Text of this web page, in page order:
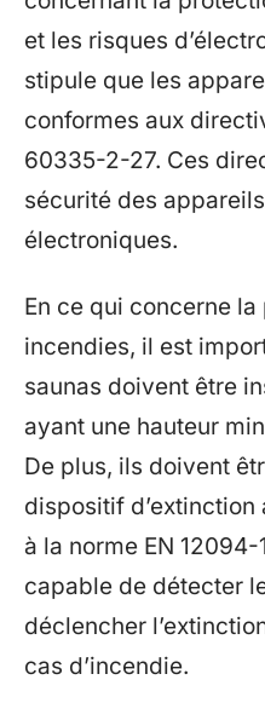
et les risques
stipule que les
conformes aux
60335-2-27. Ces
sécurité des
électroniques.
En ce qui concerne
incendies, il est
saunas doivent être
ayant une hauteur
De plus, ils doivent
dispositif
à la norme EN
capable de détecter
déclencher
cas d’incendie.